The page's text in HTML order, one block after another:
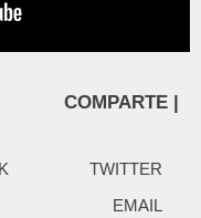
COMPARTE |
TWITTER
EMAIL